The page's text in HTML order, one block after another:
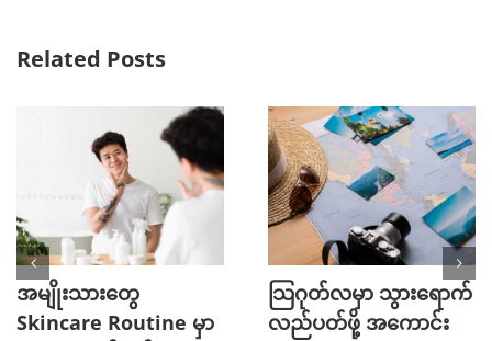
Related Posts
အမျိုးသားတွေ
Skincare Routine မှာ
သြဂုတ်လမှာ သွားရောက်
လည်ပတ်ဖို့ အကောင်း